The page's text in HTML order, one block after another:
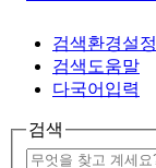
검색환경설정
검색도움말
다국어입력
검색